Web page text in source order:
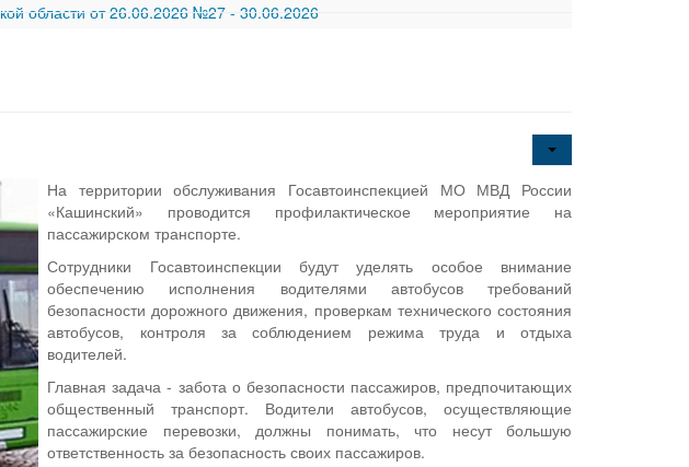
области от 26.06.2026 №27 - 30.06.2026
На территории обслуживания Госавтоинспекцией МО МВД России
«Кашинский» проводится профилактическое мероприятие на
пассажирском транспорте.
Сотрудники Госавтоинспекции будут уделять особое внимание
обеспечению исполнения водителями автобусов требований
безопасности дорожного движения, проверкам технического состояния
автобусов, контроля за соблюдением режима труда и отдыха
водителей.
Главная задача - забота о безопасности пассажиров, предпочитающих
общественный транспорт. Водители автобусов, осуществляющие
пассажирские перевозки, должны понимать, что несут большую
ответственность за безопасность своих пассажиров.